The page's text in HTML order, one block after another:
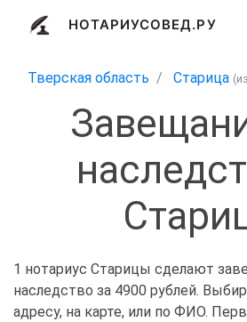
НОТАРИУСОВЕД.РУ
Тверская область Старица
1 нотариус Старицы сделают
наследство за 4900 рублей.
адресу, на карте, или по ФИО.